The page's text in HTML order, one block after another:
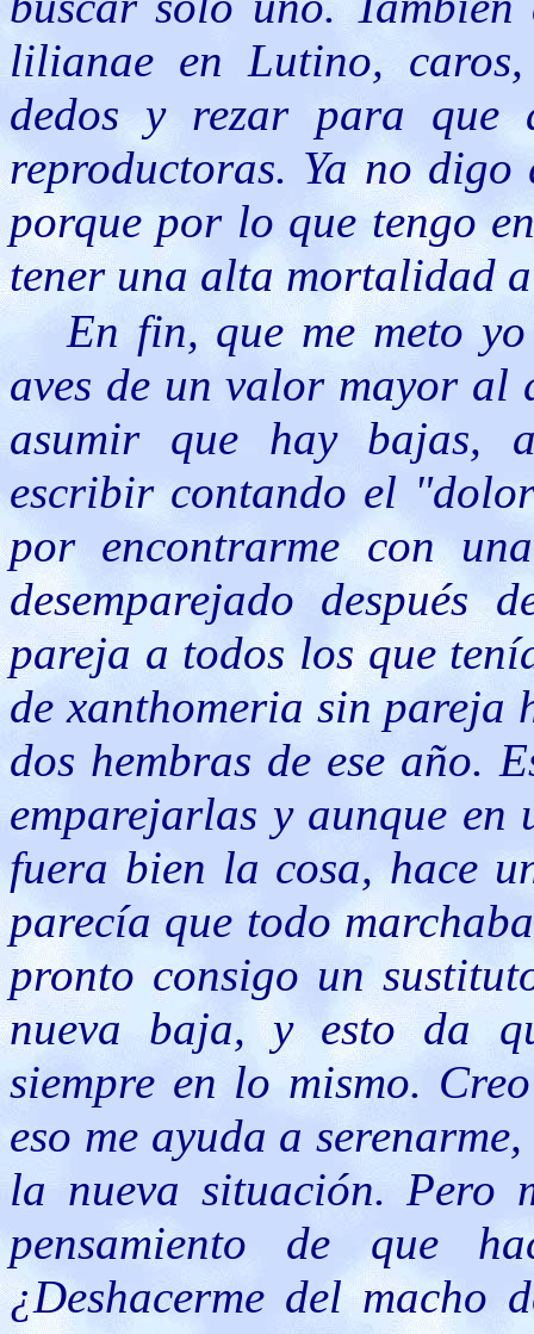
lilianae en Lutino,
dedos y rezar para que
reproductoras. Ya no
porque por lo que tengo
tener una alta mortalidad
En fin, que me meto
aves de un valor mayor al
asumir que hay bajas,
escribir contando el
por encontrarme con
desemparejado después
pareja a todos los que
de xanthomeria sin pareja
dos hembras de ese año.
emparejarlas y aunque
fuera bien la cosa, hace
parecía que todo
pronto consigo un
nueva baja, y esto da
siempre en lo mismo.
eso me ayuda a
la nueva situación. Pero
pensamiento de que
¿Deshacerme del